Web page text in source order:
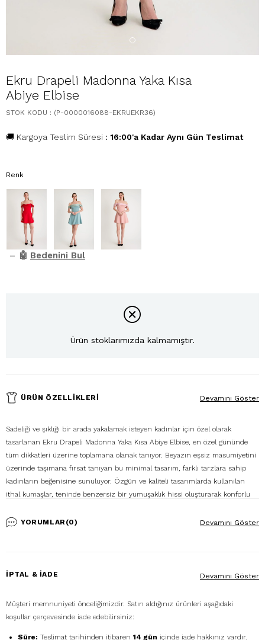
Ekru Drapeli Madonna Yaka Kısa
Abiye Elbise
STOK KODU (P-0000016088-EKRUEKR36)
🚚 Kargoya Teslim Süresi : 16:00'a Kadar Aynı Gün Teslimat
Renk
– 🤖 Bedenini Bul
Ürün stoklarımızda kalmamıştır.
ÜRÜN ÖZELLIKLERI
Sadeliği ve şıklığı bir arada yakalamak isteyen kadınlar için özel olarak
tasarlanan Ekru Drapeli Madonna Yaka Kısa Abiye Elbise, en özel gününde
tüm dikkatleri üzerine toplamana olanak tanıyor. Beyazın eşsiz masumiyetini
üzerinde taşımana fırsat tanıyan bu minimal tasarım, farklı tarzlara sahip
kadınların beğenisine sunuluyor. Özgün ve kaliteli tasarımlarda kullanılan
ithal kumaşlar, teninde benzersiz bir yumuşaklık hissi oluşturarak konforlu
Madonna Yaka Kısa Abiye Elbise ile sen de hem rahatlığı hem şıklığı bir arada
zarifliğinle ışıldayabilirsin.
Ürün Stok Kodu: P-0000016088
Modelin Ölçüleri: Boy: 1.79 Kg: 54 Göğüs: 88, Bel: 66, Basen: 95
Devamını Göster
YORUMLAR(0) Devamını Göster
İPTAL & İADE
Müşteri memnuniyeti önceliğimizdir. Satın aldığınız ürünleri aşağıdaki
koşullar çerçevesinde iade edebilirsiniz:
Süre: Teslimat tarihinden itibaren 14 gün içinde iade hakkınız vardır.
Devamını Göster